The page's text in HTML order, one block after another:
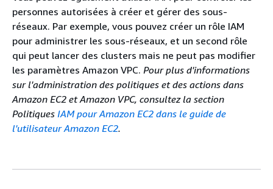
personnes autorisées à créer et gérer des sous-
réseaux. Par exemple, vous pouvez créer un rôle IAM
pour administrer les sous-réseaux, et un second rôle
qui peut lancer des clusters mais ne peut pas modifier
les paramètres Amazon VPC. Pour plus d'informations
sur l'administration des politiques et des actions dans
Amazon EC2 et Amazon VPC, consultez la section
Politiques IAM pour Amazon EC2 dans le guide de
l'utilisateur Amazon EC2.